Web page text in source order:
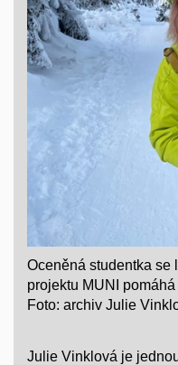
Oceněná studentka se
projektu MUNI
Foto: archiv Julie
Julie Vinklová je